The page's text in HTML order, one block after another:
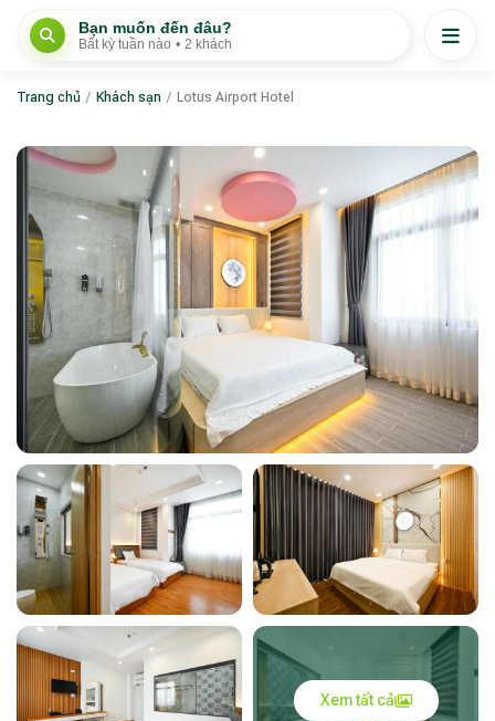
Bạn muốn đến đâu?
Bất kỳ tuần nào • 2 khách
Trang chủ / Khách sạn / Lotus Airport Hotel
Xem tất cả